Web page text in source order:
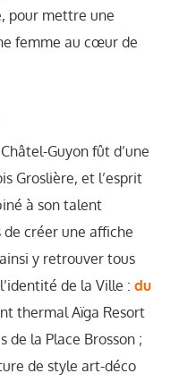
pour mettre une
femme au cœur de
Guyon fût d’une
Groslière, et l’esprit
à son talent
créer une affiche
y retrouver tous
de la Ville : du
thermal Aïga Resort
de la Place Brosson ;
de style art-déco